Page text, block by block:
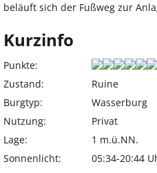
beläuft sich der Fußweg zur
Kurzinfo
Punkte:
Zustand:
Ruine
Burgtyp:
Wasserburg
Nutzung:
Privat
Lage:
1 m.ü.NN.
Sonnenlicht:
05:34-20:44